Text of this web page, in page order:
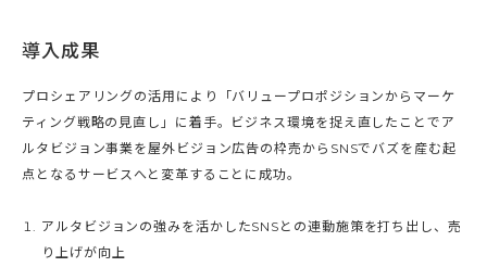
導入成果
プロシェアリングの活用により「バリュープロポジションからマーケ
ティング戦略の見直し」に着手。ビジネス環境を捉え直したことでア
ルタビジョン事業を屋外ビジョン広告の枠売からSNSでバズを産む起
点となるサービスへと変革することに成功。
アルタビジョンの強みを活かしたSNSとの連動施策を打ち出し、売
り上げが向上